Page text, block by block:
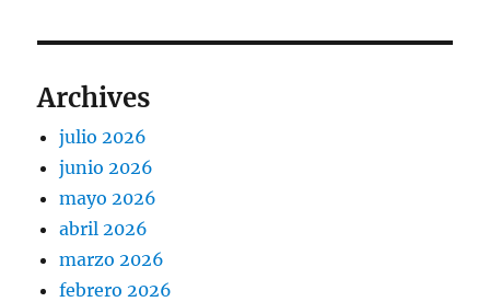
Archives
julio 2026
junio 2026
mayo 2026
abril 2026
marzo 2026
febrero 2026